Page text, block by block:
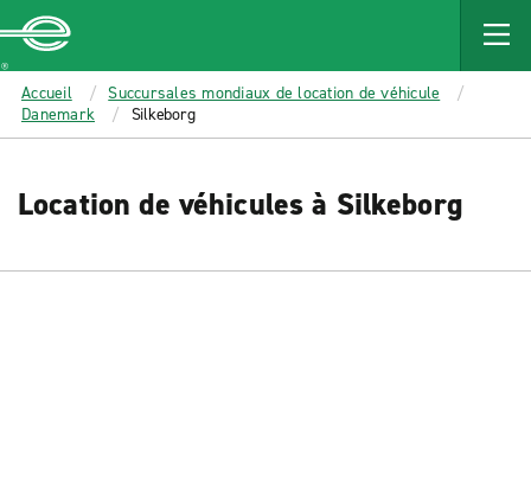
MAIN
CONTENT
Enterprise
Accueil
Succursales mondiaux de location de véhicule
Danemark
Silkeborg
Location de véhicules à Silkeborg